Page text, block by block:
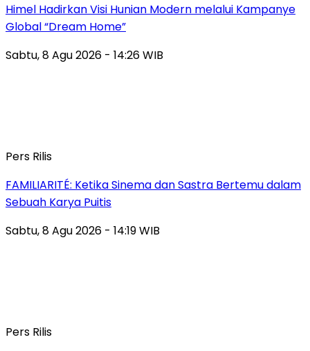
Himel Hadirkan Visi Hunian Modern melalui Kampanye
Global “Dream Home”
Sabtu, 8 Agu 2026 - 14:26 WIB
Pers Rilis
FAMILIARITÉ: Ketika Sinema dan Sastra Bertemu dalam
Sebuah Karya Puitis
Sabtu, 8 Agu 2026 - 14:19 WIB
Pers Rilis